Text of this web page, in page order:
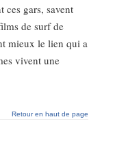
ces gars, savent
de surf de
mieux le lien qui a
vivent une
Retour en haut de page